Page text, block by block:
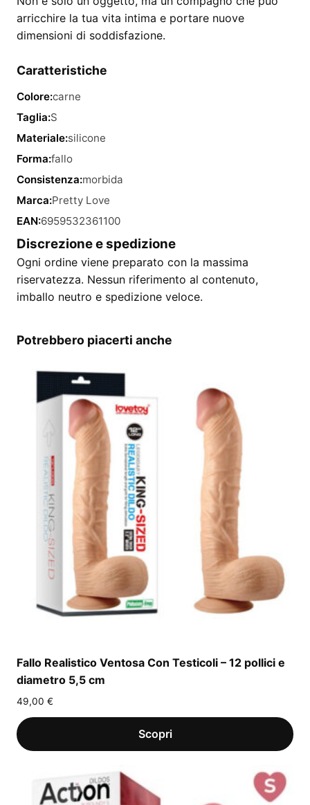
arricchire la tua vita intima e portare nuove
dimensioni di soddisfazione.
Caratteristiche
Colore:carne
Taglia:S
Materiale:silicone
Forma:fallo
Consistenza:morbida
Marca:Pretty Love
EAN:6959532361100
Discrezione e spedizione
Ogni ordine viene preparato con la massima
riservatezza. Nessun riferimento al contenuto,
imballo neutro e spedizione veloce.
Potrebbero piacerti anche
Fallo Realistico Ventosa Con Testicoli – 12 pollici e
diametro 5,5 cm
49,00 €